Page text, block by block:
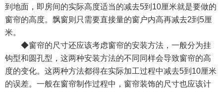
到地面，即房间的实际高度适当的减去5到 10厘米就是要做的
窗帘的高度。飘窗则只需要直接量的窗户内高再减去2到 5厘
米。
◆窗帘的尺寸还应该考虑窗帘的安装方法，一般分为挂
钩型和圆孔型，这两种安装方法的不同同样会导致窗帘的高
度的变化。这两种方法都得在实际加工过程中减去5到 10厘米
的误差。一般在窗帘制作过程中，窗帘装饰的尺寸也应该计